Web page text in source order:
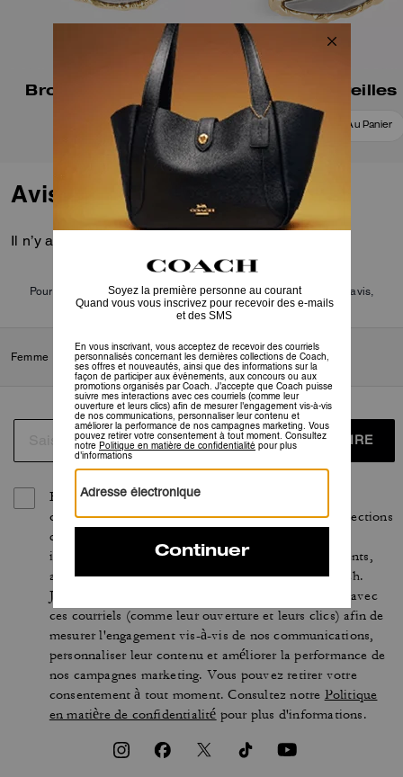
Broche Lune Et étoile
Ajouter Au Panier
Boucles
Ajouter Au Panier
Avis
Il n’y a pas encore d’avis.
Pour plus d’informations sur la manière dont nous vérifions nos avis,
cliquezici.
Femme Accessoires et bijoux / Joaillerie / Boucles d’oreilles
S’INSCRIRE
En vous inscrivant, vous acceptez de recevoir des
courriels personnalisés concernant les dernières collections
de Coach, ses offres et nouveautés, ainsi que des
informations sur la façon de participer aux événements,
aux concours ou aux promotions organisés par Coach.
J’accepte que Coach puisse suivre mes interactions avec
ces courriels (comme leur ouverture et leurs clics) afin de
mesurer l'engagement vis-à-vis de nos communications,
personnaliser leur contenu et améliorer la performance de
nos campagnes marketing. Vous pouvez retirer votre
consentement à tout moment. Consultez notre Politique
en matière de confidentialité pour plus d'informations.